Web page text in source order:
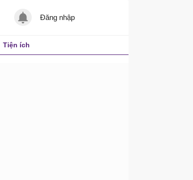
Đăng nhập
Tiện ích